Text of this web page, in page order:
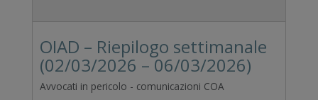
OIAD – Riepilogo settimanale
(02/03/2026 – 06/03/2026)
Avvocati in pericolo - comunicazioni COA